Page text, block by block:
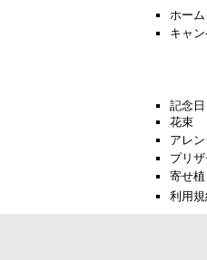
ホーム
キャ
記念
花束
アレ
プリ
寄せ
利用